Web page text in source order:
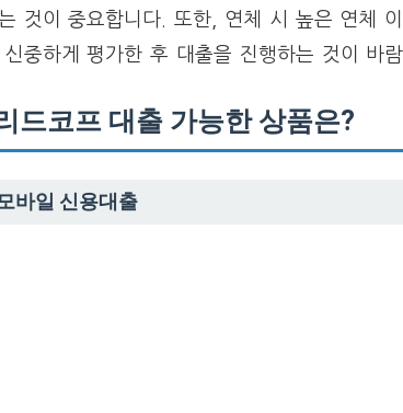
것이 중요합니다. 또한, 연체 시 높은 연체
중하게 평가한 후 대출을 진행하는 것이 바람
드코프 대출 가능한 상품은?
바일 신용대출